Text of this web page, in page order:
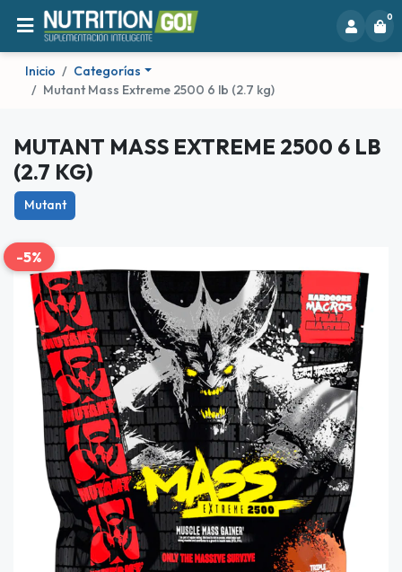
0
Inicio
Categorías
Mutant Mass Extreme 2500 6 lb (2.7 kg)
MUTANT MASS EXTREME 2500 6 LB
(2.7 KG)
Mutant
-5%